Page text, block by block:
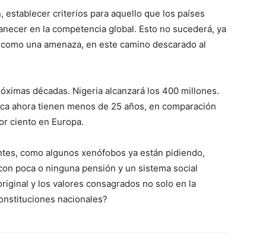
criterios para aquello que los países
en la competencia global. Esto no sucederá, ya
una amenaza, en este camino descarado al
décadas. Nigeria alcanzará los 400 millones.
ahora tienen menos de 25 años, en comparación
ciento en Europa.
como algunos xenófobos ya están pidiendo,
poca o ninguna pensión y un sistema social
y los valores consagrados no solo en la
nacionales?